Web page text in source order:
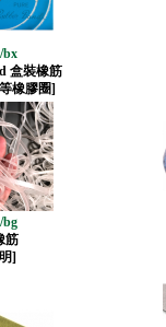
bx
盒裝橡筋
橡膠圈]
bg
筋
]